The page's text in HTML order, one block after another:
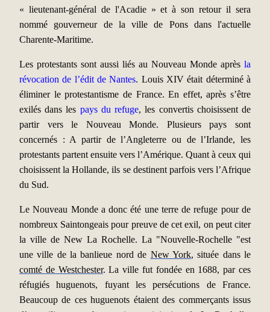
« lieutenant-général de l'Acadie » et à son retour il sera
nommé gouverneur de la ville de Pons dans l'actuelle
Charente-Maritime.
Les protestants sont aussi liés au Nouveau Monde après la
révocation de l’édit de Nantes. Louis XIV était déterminé à
éliminer le protestantisme de France. En effet, après s’être
exilés dans les pays du refuge, les convertis choisissent de
partir vers le Nouveau Monde. Plusieurs pays sont
concernés : A partir de l’Angleterre ou de l’Irlande, les
protestants partent ensuite vers l’Amérique. Quant à ceux qui
choisissent la Hollande, ils se destinent parfois vers l’Afrique
du Sud.
Le Nouveau Monde a donc été une terre de refuge pour de
nombreux Saintongeais pour preuve de cet exil, on peut citer
la ville de New La Rochelle. La "Nouvelle-Rochelle "est
une ville de la banlieue nord de New York, située dans le
comté de Westchester. La ville fut fondée en 1688, par ces
réfugiés huguenots, fuyant les persécutions de France.
Beaucoup de ces huguenots étaient des commerçants issus